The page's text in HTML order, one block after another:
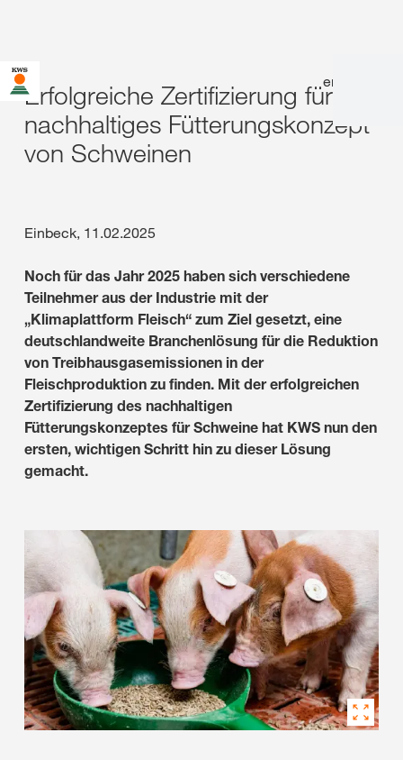
en
Erfolgreiche Zertifizierung für
nachhaltiges Fütterungskonzept
von Schweinen
Einbeck, 11.02.2025
Noch für das Jahr 2025 haben sich verschiedene
Teilnehmer aus der Industrie mit der
„Klimaplattform Fleisch“ zum Ziel gesetzt, eine
deutschlandweite Branchenlösung für die Reduktion
von Treibhausgasemissionen in der
Fleischproduktion zu finden. Mit der erfolgreichen
Zertifizierung des nachhaltigen
Fütterungskonzeptes für Schweine hat KWS nun den
ersten, wichtigen Schritt hin zu dieser Lösung
gemacht.